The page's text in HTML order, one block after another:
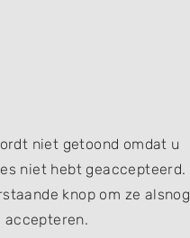
niet getoond omdat u
niet hebt geaccepteerd.
knop om ze alsnog
accepteren.